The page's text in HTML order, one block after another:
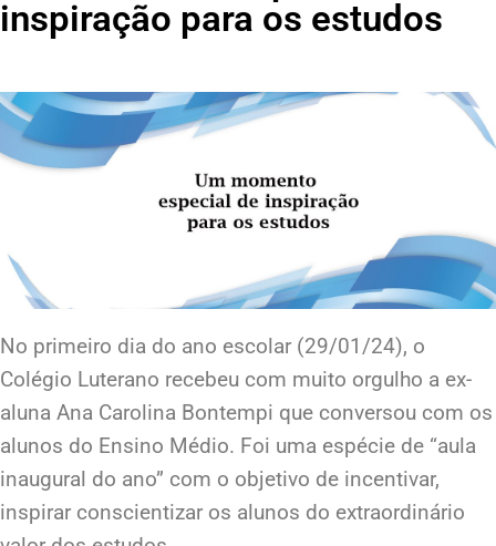
inspiração para os estudos
No primeiro dia do ano escolar (29/01/24), o
Colégio Luterano recebeu com muito orgulho a ex-
aluna Ana Carolina Bontempi que conversou com os
alunos do Ensino Médio. Foi uma espécie de “aula
inaugural do ano” com o objetivo de incentivar,
inspirar conscientizar os alunos do extraordinário